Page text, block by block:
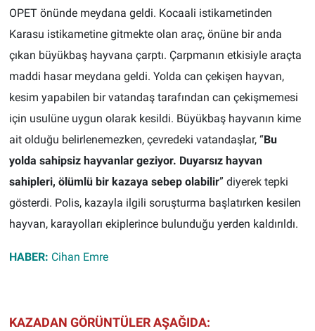
OPET önünde meydana geldi. Kocaali istikametinden
Karasu istikametine gitmekte olan araç, önüne bir anda
çıkan büyükbaş hayvana çarptı. Çarpmanın etkisiyle araçta
maddi hasar meydana geldi. Yolda can çekişen hayvan,
kesim yapabilen bir vatandaş tarafından can çekişmemesi
için usulüne uygun olarak kesildi. Büyükbaş hayvanın kime
ait olduğu belirlenemezken, çevredeki vatandaşlar, “Bu
yolda sahipsiz hayvanlar geziyor. Duyarsız hayvan
sahipleri, ölümlü bir kazaya sebep olabilir” diyerek tepki
gösterdi. Polis, kazayla ilgili soruşturma başlatırken kesilen
hayvan, karayolları ekiplerince bulunduğu yerden kaldırıldı.
HABER: Cihan Emre
KAZADAN GÖRÜNTÜLER AŞAĞIDA: